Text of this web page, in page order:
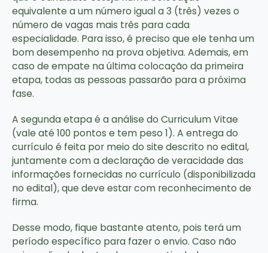
equivalente a um número igual a 3 (três) vezes o
número de vagas mais três para cada
especialidade. Para isso, é preciso que ele tenha um
bom desempenho na prova objetiva. Ademais, em
caso de empate na última colocação da primeira
etapa, todas as pessoas passarão para a próxima
fase.
A segunda etapa é a análise do Curriculum Vitae
(vale até 100 pontos e tem peso 1). A entrega do
currículo é feita por meio do site descrito no edital,
juntamente com a declaração de veracidade das
informações fornecidas no currículo (disponibilizada
no edital), que deve estar com reconhecimento de
firma.
Desse modo, fique bastante atento, pois terá um
período específico para fazer o envio. Caso não